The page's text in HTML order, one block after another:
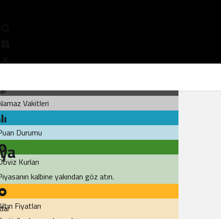
Vakitleri
Durumu
Kurları
kalbine yakından göz atın.
Fiyatları